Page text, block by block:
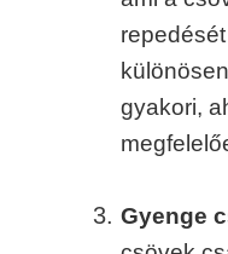
gyakori,
Gyenge